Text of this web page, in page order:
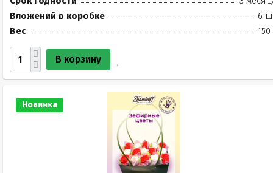
Вложений в коробке
6
Вес
150
В корзину
Новинка